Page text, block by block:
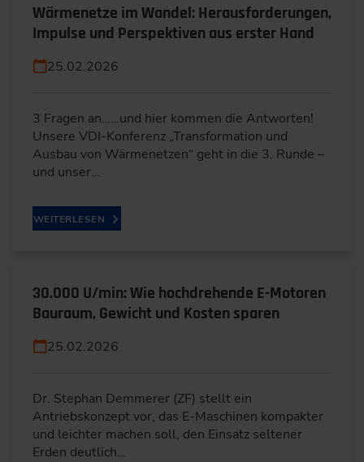
Wärmenetze im Wandel: Herausforderungen,
Impulse und Perspektiven aus erster Hand
25.02.2026
3 Fragen an……und hier kommen die Antworten!
Unsere VDI-Konferenz „Transformation und
Ausbau von Wärmenetzen“ geht in die 3. Runde –
und unser…
WEITERLESEN
30.000 U/min: Wie hochdrehende E-Motoren
Bauraum, Gewicht und Kosten sparen
25.02.2026
Dr. Stephan Demmerer (ZF) stellt ein
Antriebskonzept vor, das E-Maschinen kompakter
und leichter machen soll, den Einsatz seltener
Erden deutlich…